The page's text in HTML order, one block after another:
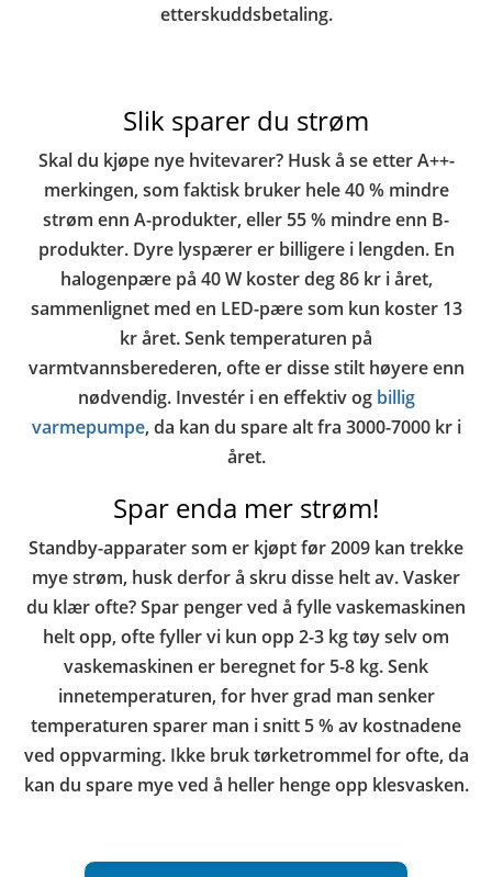
etterskuddsbetaling.
Slik sparer du strøm
Skal du kjøpe nye hvitevarer? Husk å se etter A++-
merkingen, som faktisk bruker hele 40 % mindre
strøm enn A-produkter, eller 55 % mindre enn B-
produkter. Dyre lyspærer er billigere i lengden. En
halogenpære på 40 W koster deg 86 kr i året,
sammenlignet med en LED-pære som kun koster 13
kr året. Senk temperaturen på
varmtvannsberederen, ofte er disse stilt høyere enn
nødvendig. Investér i en effektiv og billig
varmepumpe, da kan du spare alt fra 3000-7000 kr i
året.
Spar enda mer strøm!
Standby-apparater som er kjøpt før 2009 kan trekke
mye strøm, husk derfor å skru disse helt av. Vasker
du klær ofte? Spar penger ved å fylle vaskemaskinen
helt opp, ofte fyller vi kun opp 2-3 kg tøy selv om
vaskemaskinen er beregnet for 5-8 kg. Senk
innetemperaturen, for hver grad man senker
temperaturen sparer man i snitt 5 % av kostnadene
ved oppvarming. Ikke bruk tørketrommel for ofte, da
kan du spare mye ved å heller henge opp klesvasken.